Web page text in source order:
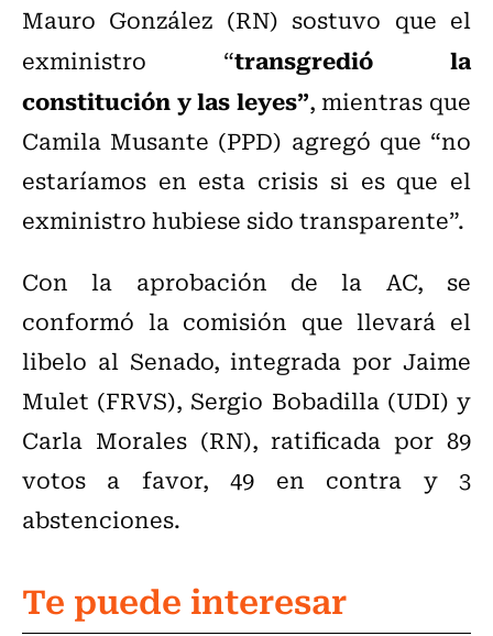
Mauro González (RN) sostuvo que el
exministro “transgredió la
constitución y las leyes”, mientras que
Camila Musante (PPD) agregó que “no
estaríamos en esta crisis si es que el
exministro hubiese sido transparente”.
Con la aprobación de la AC, se
conformó la comisión que llevará el
libelo al Senado, integrada por Jaime
Mulet (FRVS), Sergio Bobadilla (UDI) y
Carla Morales (RN), ratificada por 89
votos a favor, 49 en contra y 3
abstenciones.
Te puede interesar